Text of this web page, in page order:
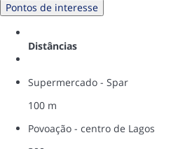
Pontos de interesse
Distâncias
Supermercado - Spar
100 m
Povoação - centro de Lagos